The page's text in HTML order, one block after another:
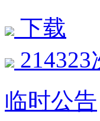
下载
临时公告